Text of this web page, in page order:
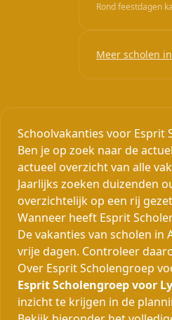
Rond feestdagen
Meer scholen in
Schoolvakanties voor Esprit
Ben je op zoek naar de
actueel overzicht van alle
Jaarlijks zoeken duizenden
overzichtelijk op een rij
Wanneer heeft Esprit
De vakanties van scholen
vrije dagen. Controleer
Over Esprit Scholengroep
Esprit Scholengroep voor
inzicht te krijgen in de